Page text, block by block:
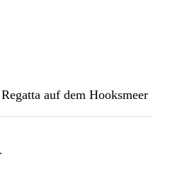
auf dem Hooksmeer